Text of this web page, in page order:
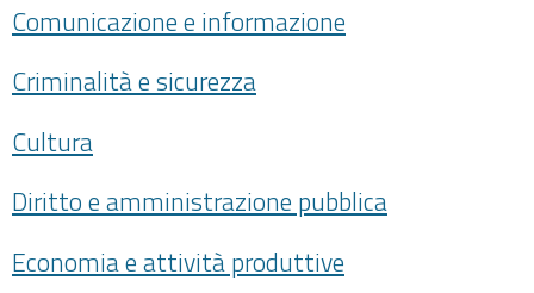
Comunicazione e informazione
Criminalità e sicurezza
Cultura
Diritto e amministrazione pubblica
Economia e attività produttive